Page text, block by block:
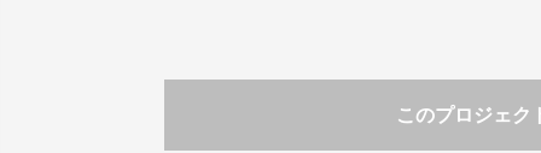
このプロジェク